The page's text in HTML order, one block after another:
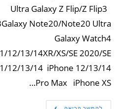
Ultra Galaxy Z Flip/Z Flip3
Note20/Note20 Ultra
Galaxy Watch4
12/13/14XR/XS/SE 2020/SE
13/14 iPhone 12/13/14
Pro Max iPhone XS…